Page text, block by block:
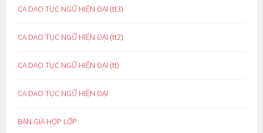
CA DAO TỤC NGỮ HIỆN ĐẠI (tt3)
CA DAO TỤC NGỮ HIỆN ĐẠI (tt2)
CA DAO TỤC NGỮ HIỆN ĐẠI (tt)
CA DAO TỤC NGỮ HIỆN ĐẠI
BẠN GIÀ HỌP LỚP